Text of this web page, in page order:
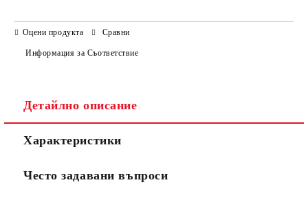
САМО ПОПЪЛНЕТЕ 3 ПОЛЕТА
Оцени продукта Сравни
Информация за Съответствие
Детайлно описание
Характеристики
Често задавани въпроси